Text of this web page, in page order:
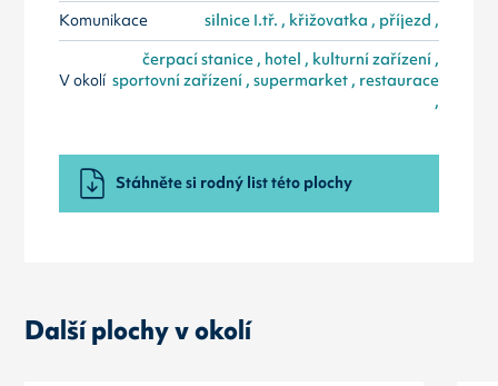
Komunikace
silnice I.tř. , křižovatka , příjezd ,
V okolí
čerpací stanice , hotel , kulturní zařízení ,
sportovní zařízení , supermarket , restaurace
,
Stáhněte si rodný list této plochy
Další plochy v okolí